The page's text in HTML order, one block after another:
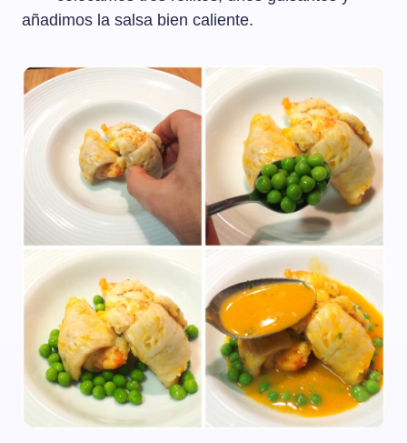
añadimos la salsa bien caliente.